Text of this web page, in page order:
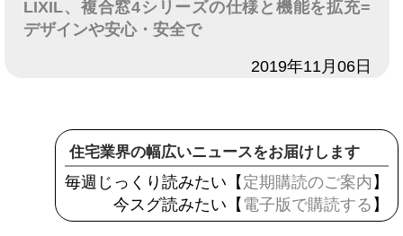
LIXIL、複合窓4シリーズの仕様と機能を拡充=
デザインや安心・安全で
2019年11月06日
住宅業界の幅広いニュースをお届けします
毎週じっくり読みたい【 定期購読のご案内 】
今スグ読みたい【 電子版で購読する 】